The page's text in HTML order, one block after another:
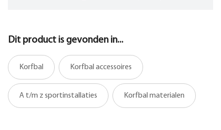
Dit product is gevonden in...
Korfbal Korfbal accessoires
A t/m z sportinstallaties Korfbal materialen